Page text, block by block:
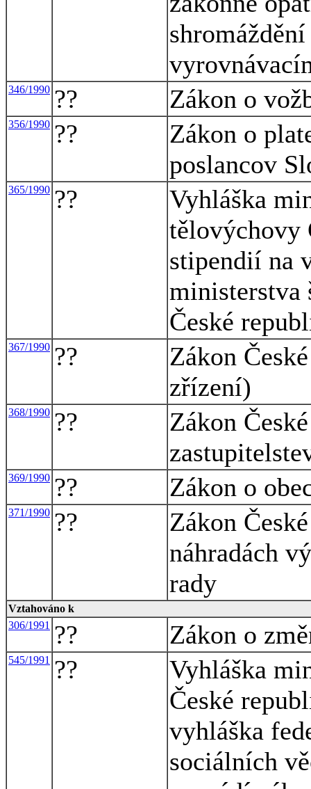
346/1990 ?? Zákon o
356/1990 ??
Zákon o
poslancov
365/1990 ??
Vyhláška
tělovýchovy
stipendií na
ministerstva
České
367/1990 ??
Zákon
zřízení)
368/1990 ??
Zákon
369/1990 ?? Zákon o
371/1990 ??
Zákon
náhradách
rady
Vztahováno k
306/1991
?? Zákon o
545/1991 ??
Vyhláška
České
vyhláška
sociálních